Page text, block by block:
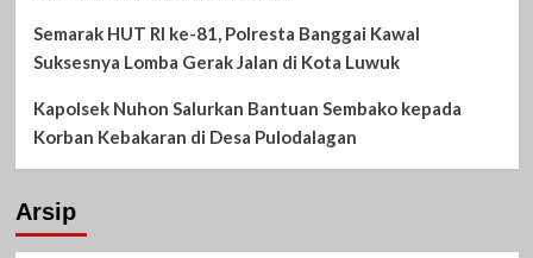
Semarak HUT RI ke-81, Polresta Banggai Kawal
Suksesnya Lomba Gerak Jalan di Kota Luwuk
Kapolsek Nuhon Salurkan Bantuan Sembako kepada
Korban Kebakaran di Desa Pulodalagan
Arsip